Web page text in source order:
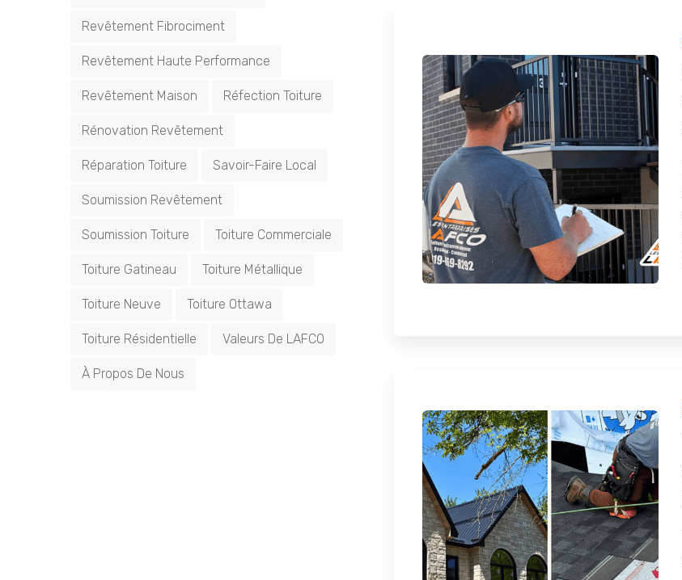
Revêtement Fibrociment
Revêtement Haute Performance
Revêtement Maison Réfection Toiture
Rénovation Revêtement
Réparation Toiture Savoir-Faire Local
Soumission Revêtement
Soumission Toiture Toiture Commerciale
Toiture Gatineau Toiture Métallique
Toiture Neuve Toiture Ottawa
Toiture Résidentielle Valeurs De LAFCO
À Propos De Nous